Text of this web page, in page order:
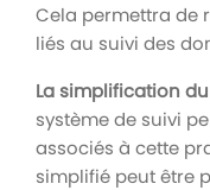
Cela permettra de
liés au suivi des
La simplification
système de suivi
associés à cette
simplifié peut être